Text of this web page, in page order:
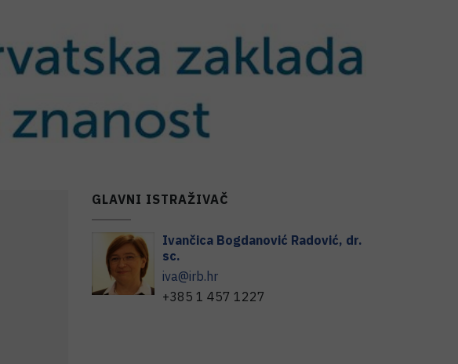
GLAVNI ISTRAŽIVAČ
Ivančica Bogdanović Radović, dr.
sc.
iva@irb.hr
+385 1 457 1227